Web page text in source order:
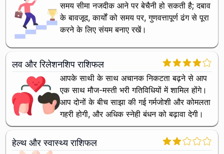
समय सीमा नजदीक आने पर बेचैनी हो सकती है; दबाव
के बावजूद, कार्यों को समय पर, गुणवत्तापूर्ण ढंग से पूरा
करने के लिए संयम बनाए रखें।
लव और रिलेशनशिप राशिफल
आपके साथी के साथ अचानक निकटता बढ़ने से आप
एक साथ मौज-मस्ती भरी गतिविधियों में शामिल होंगे।
आप दोनों के बीच साझा की गई गर्मजोशी और कोमलता
गहरी होगी, और अधिक स्नेही बंधन को बढ़ावा देगी।
हेल्थ और स्वास्थ्य राशिफल